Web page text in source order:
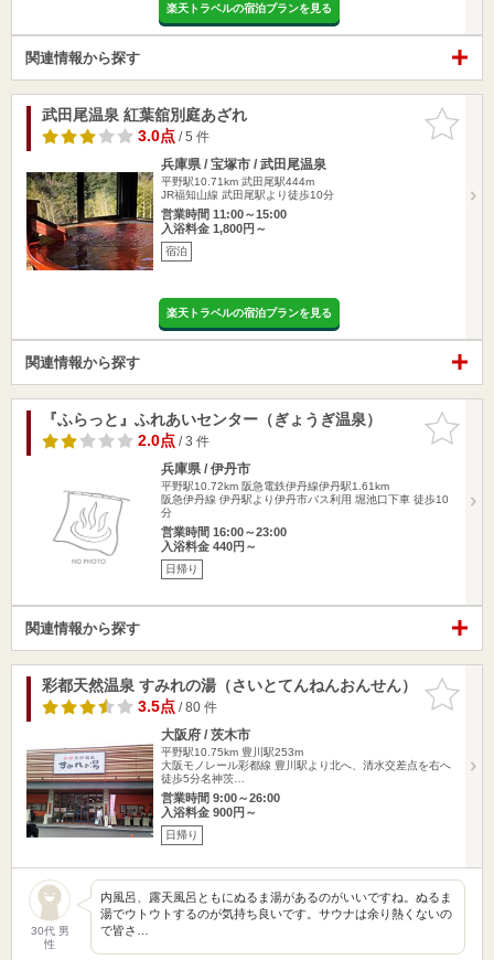
楽天トラベルの宿泊プランを見る
関連情報から探す
お気に入
りに追加
武田尾温泉 紅葉舘別庭あざれ
3.0点/ 5 件
兵庫県 / 宝塚市 / 武田尾温泉
平野駅10.71km 武田尾駅444m
JR福知山線 武田尾駅より徒歩10分
営業時間 11:00～15:00
入浴料金 1,800円～
宿泊
楽天トラベルの宿泊プランを見る
関連情報から探す
お気に入
りに追加
『ふらっと』ふれあいセンター（ぎょうぎ温泉）
2.0点/ 3 件
兵庫県 / 伊丹市
平野駅10.72km 阪急電鉄伊丹線伊丹駅1.61km
阪急伊丹線 伊丹駅より伊丹市バス利用 堀池口下車 徒歩10
分
営業時間 16:00～23:00
入浴料金 440円～
日帰り
関連情報から探す
お気に入
りに追加
彩都天然温泉 すみれの湯（さいとてんねんおんせん）
3.5点/ 80 件
大阪府 / 茨木市
平野駅10.75km 豊川駅253m
大阪モノレール彩都線 豊川駅より北へ、清水交差点を右へ
徒歩5分名神茨…
営業時間 9:00～26:00
入浴料金 900円～
日帰り
30代 男
性
内風呂、露天風呂ともにぬるま湯があるのがいいですね。ぬるま
湯でウトウトするのが気持ち良いです。サウナは余り熱くないの
で皆さ…